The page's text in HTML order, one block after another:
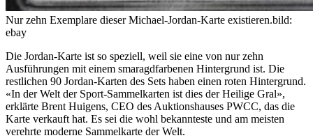
Nur zehn Exemplare dieser Michael-Jordan-Karte existieren.bild:
ebay
Die Jordan-Karte ist so speziell, weil sie eine von nur zehn
Ausführungen mit einem smaragdfarbenen Hintergrund ist. Die
restlichen 90 Jordan-Karten des Sets haben einen roten Hintergrund.
«In der Welt der Sport-Sammelkarten ist dies der Heilige Gral»,
erklärte Brent Huigens, CEO des Auktionshauses PWCC, das die
Karte verkauft hat. Es sei die wohl bekannteste und am meisten
verehrte moderne Sammelkarte der Welt.